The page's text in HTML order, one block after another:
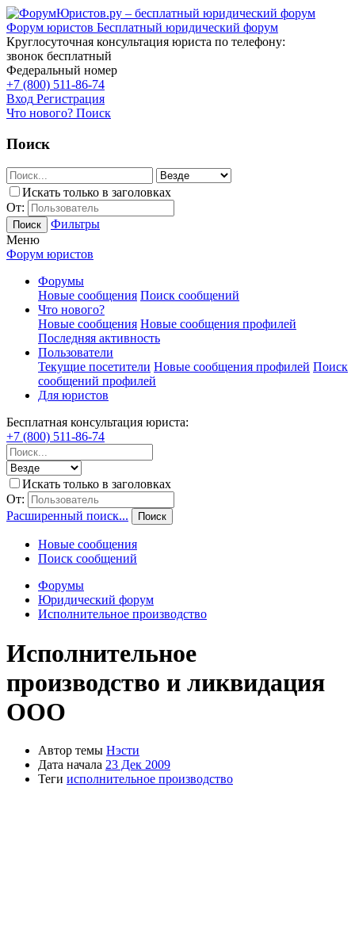
Форум юристов Бесплатный юридический форум
Круглосуточная консультация юриста по телефону:
звонок бесплатный
Федеральный номер
+7 (800) 511-86-74
Вход Регистрация
Что нового? Поиск
Поиск
Искать только в заголовках
От:
Поиск
Фильтры
Меню
Форум юристов
Форумы
Новые сообщения Поиск сообщений
Что нового?
Новые сообщения Новые сообщения профилей
Последняя активность
Пользователи
Текущие посетители Новые сообщения профилей Поиск
сообщений профилей
Для юристов
Бесплатная консультация юриста:
+7 (800) 511-86-74
Искать только в заголовках
От:
Расширенный поиск...
Поиск
Новые сообщения
Поиск сообщений
Форумы
Юридический форум
Исполнительное производство
Исполнительное
производство и ликвидация
ООО
Автор темы Нэсти
Дата начала 23 Дек 2009
Теги исполнительное производство